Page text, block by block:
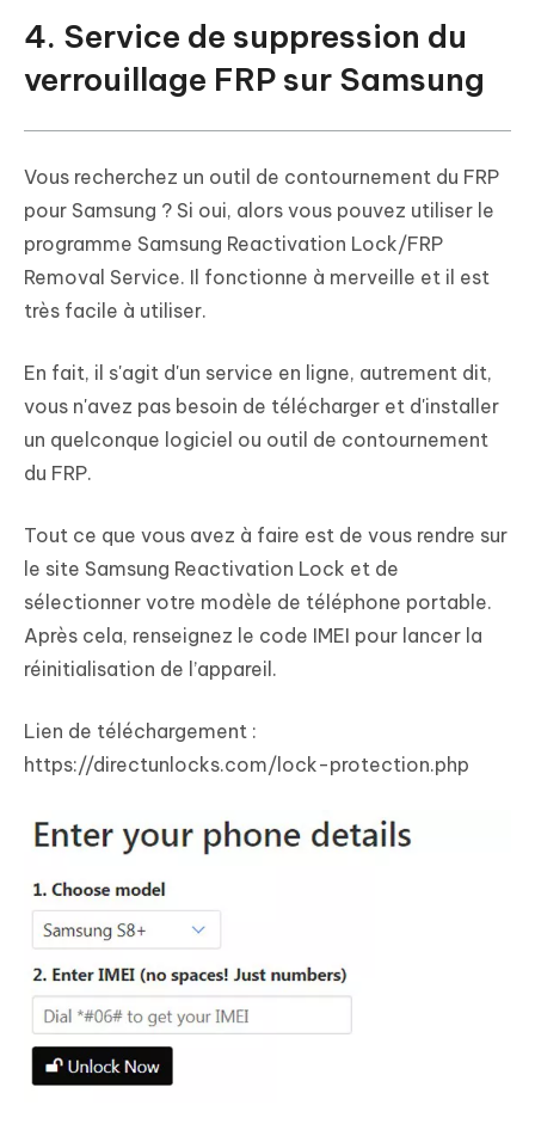
4. Service de suppression du
verrouillage FRP sur Samsung
Vous recherchez un outil de contournement du FRP
pour Samsung ? Si oui, alors vous pouvez utiliser le
programme Samsung Reactivation Lock/FRP
Removal Service. Il fonctionne à merveille et il est
très facile à utiliser.
En fait, il s'agit d'un service en ligne, autrement dit,
vous n'avez pas besoin de télécharger et d'installer
un quelconque logiciel ou outil de contournement
du FRP.
Tout ce que vous avez à faire est de vous rendre sur
le site Samsung Reactivation Lock et de
sélectionner votre modèle de téléphone portable.
Après cela, renseignez le code IMEI pour lancer la
réinitialisation de l’appareil.
Lien de téléchargement :
https://directunlocks.com/lock-protection.php